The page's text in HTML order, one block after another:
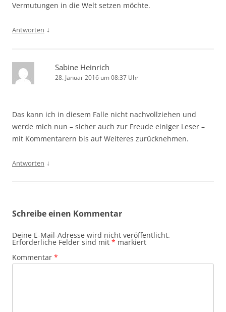
Vermutungen in die Welt setzen möchte.
Antworten ↓
Sabine Heinrich
28. Januar 2016 um 08:37 Uhr
Das kann ich in diesem Falle nicht nachvollziehen und
werde mich nun – sicher auch zur Freude einiger Leser –
mit Kommentarern bis auf Weiteres zurücknehmen.
Antworten ↓
Schreibe einen Kommentar
Deine E-Mail-Adresse wird nicht veröffentlicht.
Erforderliche Felder sind mit * markiert
Kommentar *